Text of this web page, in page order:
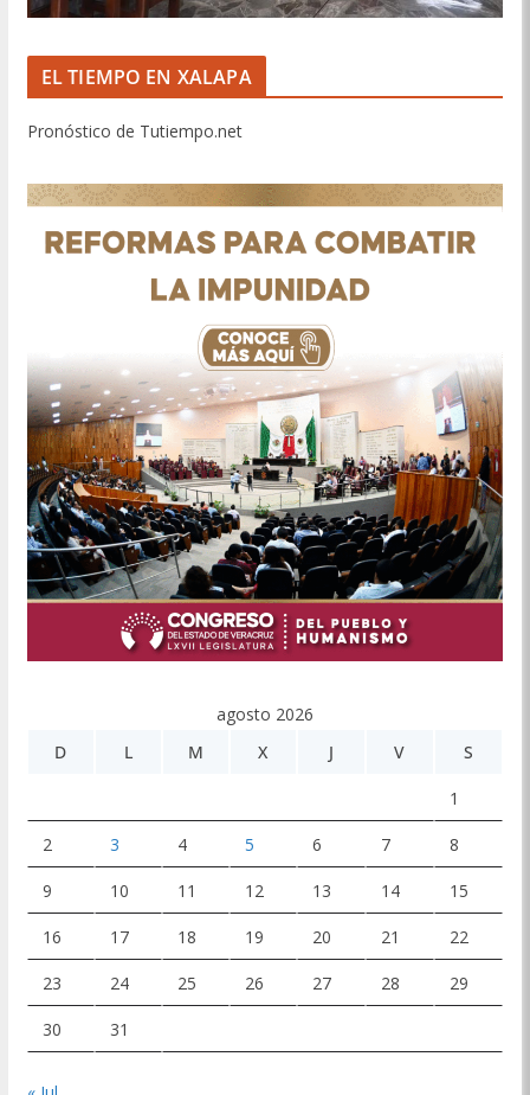
EL TIEMPO EN XALAPA
Pronóstico de Tutiempo.net
agosto 2026
D
L M X J V S
1
2 3 4 5 6 7 8
9 10 11 12 13 14 15
16 17 18 19 20 21 22
23 24 25 26 27 28 29
30 31